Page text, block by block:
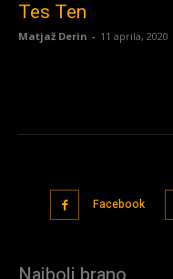
Tes Ten
Matjaž Derin - 11 aprila, 2020
Facebook